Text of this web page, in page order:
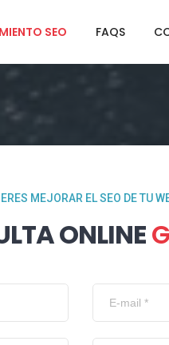
SEO FAQS
MEJORAR EL SEO DE TU
ONLINE